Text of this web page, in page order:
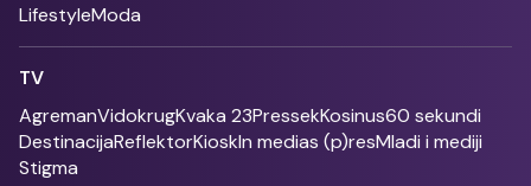
LifestyleModa
TV
AgremanVidokrugKvaka 23PressekKosinus60 sekundi
DestinacijaReflektorKioskIn medias (p)resMladi i mediji
Stigma